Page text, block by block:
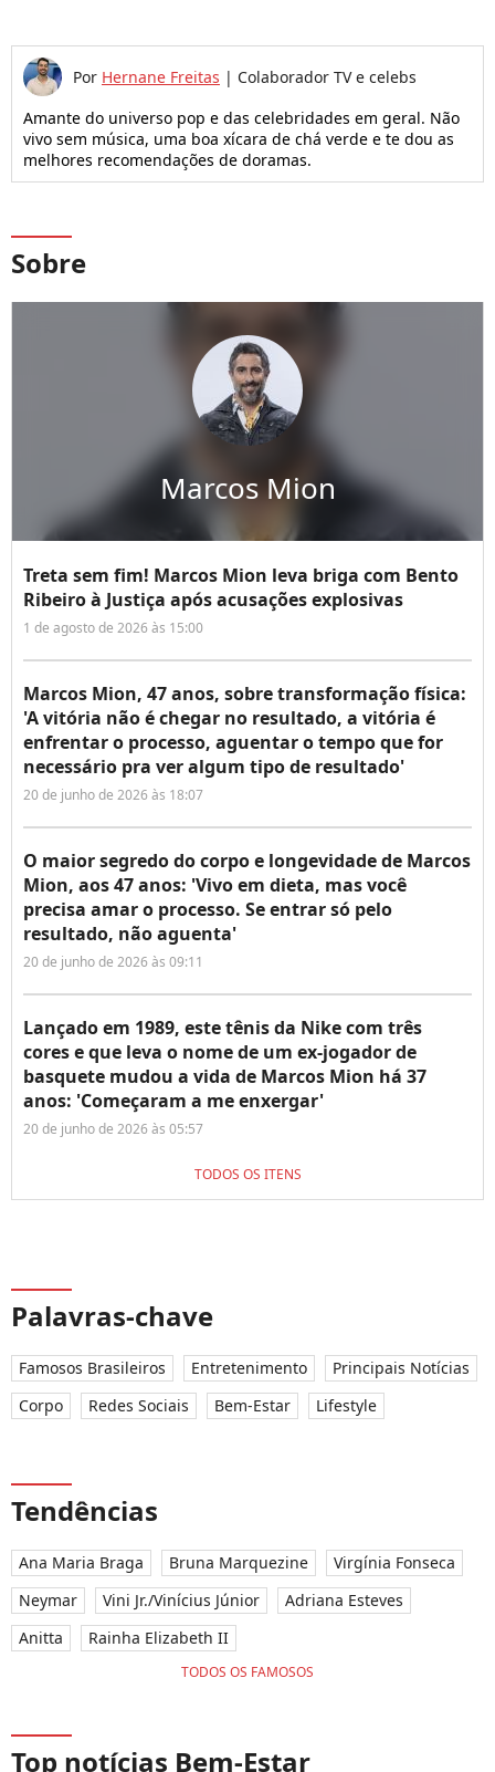
Por Hernane Freitas | Colaborador TV e celebs
Amante do universo pop e das celebridades em geral. Não
vivo sem música, uma boa xícara de chá verde e te dou as
melhores recomendações de doramas.
Sobre
Marcos Mion
Treta sem fim! Marcos Mion leva briga com Bento
Ribeiro à Justiça após acusações explosivas
1 de agosto de 2026 às 15:00
Marcos Mion, 47 anos, sobre transformação física:
'A vitória não é chegar no resultado, a vitória é
enfrentar o processo, aguentar o tempo que for
necessário pra ver algum tipo de resultado'
20 de junho de 2026 às 18:07
O maior segredo do corpo e longevidade de Marcos
Mion, aos 47 anos: 'Vivo em dieta, mas você
precisa amar o processo. Se entrar só pelo
resultado, não aguenta'
20 de junho de 2026 às 09:11
Lançado em 1989, este tênis da Nike com três
cores e que leva o nome de um ex-jogador de
basquete mudou a vida de Marcos Mion há 37
anos: 'Começaram a me enxergar'
20 de junho de 2026 às 05:57
TODOS OS ITENS
Palavras-chave
Famosos Brasileiros Entretenimento
Principais Notícias
Corpo
Redes Sociais Bem-Estar Lifestyle
Tendências
Ana Maria Braga Bruna Marquezine
Virgínia Fonseca
Neymar
Vini Jr./Vinícius Júnior
Adriana Esteves
Anitta
Rainha Elizabeth II
TODOS OS FAMOSOS
Top notícias Bem-Estar